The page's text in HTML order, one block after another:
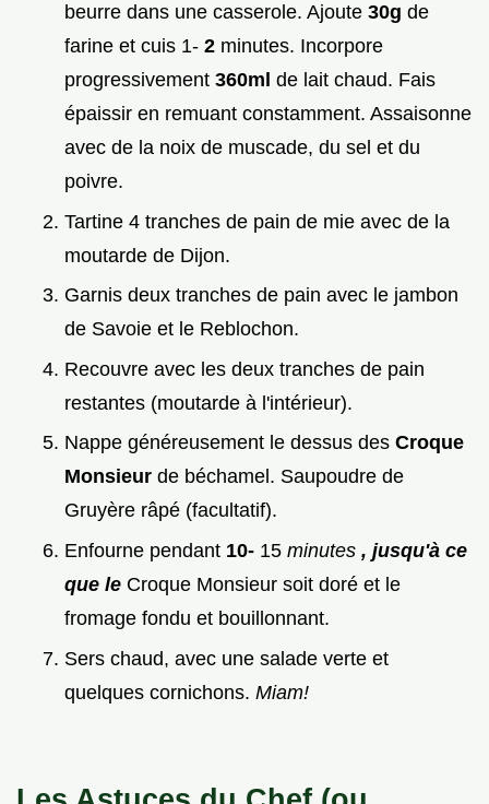
beurre dans une casserole. Ajoute 30g de
farine et cuis 1- 2 minutes. Incorpore
progressivement 360ml de lait chaud. Fais
épaissir en remuant constamment. Assaisonne
avec de la noix de muscade, du sel et du
poivre.
Tartine 4 tranches de pain de mie avec de la
moutarde de Dijon.
Garnis deux tranches de pain avec le jambon
de Savoie et le Reblochon.
Recouvre avec les deux tranches de pain
restantes (moutarde à l'intérieur).
Nappe généreusement le dessus des Croque
Monsieur de béchamel. Saupoudre de
Gruyère râpé (facultatif).
Enfourne pendant 10- 15 minutes , jusqu'à ce
que le Croque Monsieur soit doré et le
fromage fondu et bouillonnant.
Sers chaud, avec une salade verte et
quelques cornichons. Miam!